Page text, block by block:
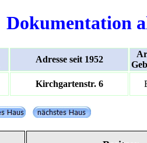
Dokumentation
Adresse seit 1952
Kirchgartenstr. 6